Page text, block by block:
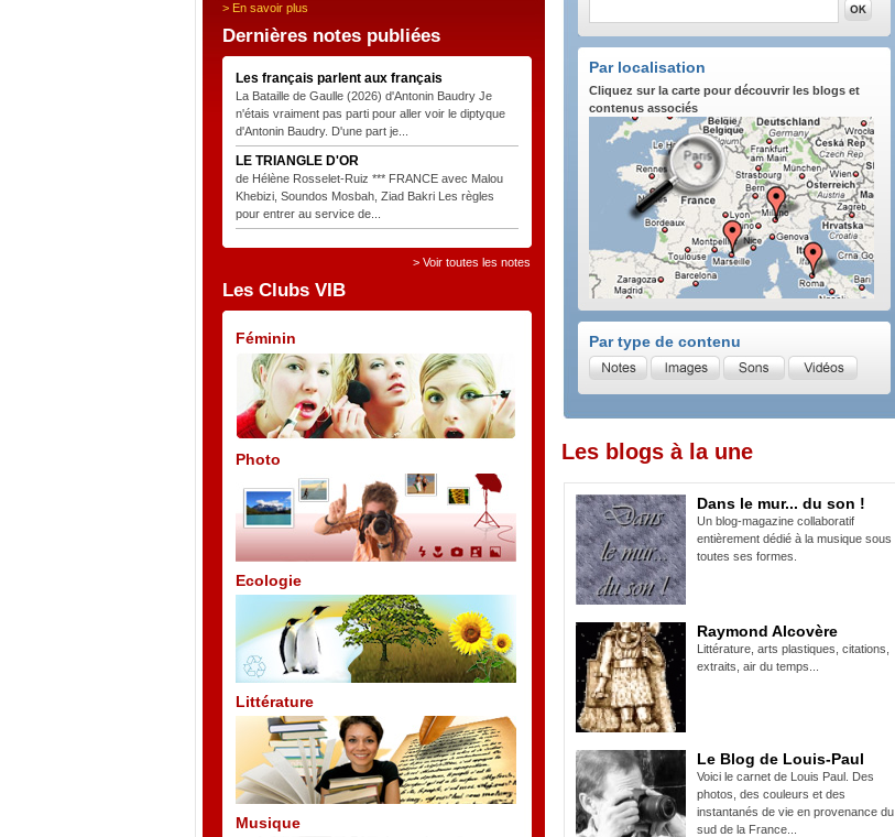
> En savoir plus
Dernières notes publiées
Les français parlent aux français
La Bataille de Gaulle (2026) d'Antonin Baudry Je
n'étais vraiment pas parti pour aller voir le diptyque
d'Antonin Baudry. D'une part je...
LE TRIANGLE D'OR
de Hélène Rosselet-Ruiz *** FRANCE avec Malou
Khebizi, Soundos Mosbah, Ziad Bakri Les règles
pour entrer au service de...
> Voir toutes les notes
Les Clubs VIB
Féminin
Photo
Ecologie
Littérature
Musique
Par localisation
Cliquez sur la carte pour découvrir les blogs et
contenus associés
Par type de contenu
Les blogs à la une
Dans le mur... du son !
Un blog-magazine collaboratif
entièrement dédié à la musique sous
toutes ses formes.
Raymond Alcovère
Littérature, arts plastiques, citations,
extraits, air du temps...
Le Blog de Louis-Paul
Voici le carnet de Louis Paul. Des
photos, des couleurs et des
instantanés de vie en provenance du
sud de la France...